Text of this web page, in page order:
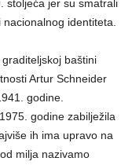
stoljeća jer su smatrali
identiteta.
baštini
Artur Schneider
godine.
godine zabilježila
ih ima upravo na
milja nazivamo